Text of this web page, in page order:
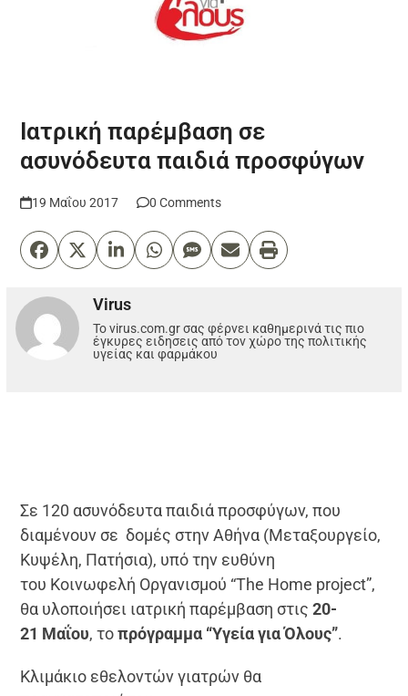
Ιατρική παρέμβαση σε
ασυνόδευτα παιδιά προσφύγων
19 Μαΐου 2017 0 Comments
Virus
Το virus.com.gr σας φέρνει καθημερινά τις πιο
έγκυρες ειδησεις από τον χώρο της πολιτικής
υγείας και φαρμάκου
Σε 120 ασυνόδευτα παιδιά προσφύγων, που
διαμένουν σε δομές στην Αθήνα (Μεταξουργείο,
Κυψέλη, Πατήσια), υπό την ευθύνη
του Κοινωφελή Οργανισμού “The Home project”,
θα υλοποιήσει ιατρική παρέμβαση στις20-
21 Μαΐου, τοπρόγραμμα “Υγεία για Όλους”.
Κλιμάκιο εθελοντών γιατρών θα